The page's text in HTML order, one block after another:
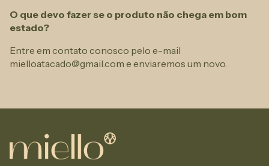
O que devo fazer se o produto não chega em bom
estado?
Entre em contato conosco pelo e-mail
mielloatacado@gmail.com e enviaremos um novo.